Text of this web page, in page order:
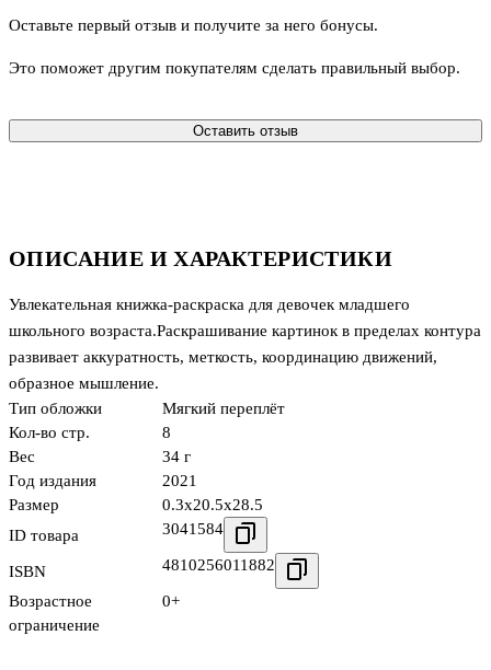
ОПИСАНИЕ И ХАРАКТЕРИСТИКИ
Увлекательная книжка-раскраска для девочек младшего
школьного возраста.Раскрашивание картинок в пределах контура
развивает аккуратность, меткость, координацию движений,
образное мышление.
Тип обложки
Мягкий переплёт
Кол-во стр.
8
Вес
34 г
Год издания
2021
Размер
0.3x20.5x28.5
ID товара
3041584
ISBN 4810256011882
Возрастное
ограничение
0+
Оставьте первый отзыв и получите за него бонусы.
Это поможет другим покупателям сделать правильный выбор.
Оставить отзыв